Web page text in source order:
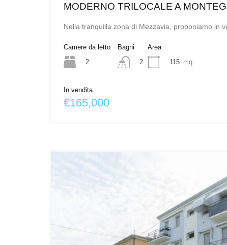
MODERNO TRILOCALE A
Nella tranquilla zona di Mezzavia, proponiamo in
Camere da letto
2
Bagni
2
Area
115 mq
In vendita
€165,000